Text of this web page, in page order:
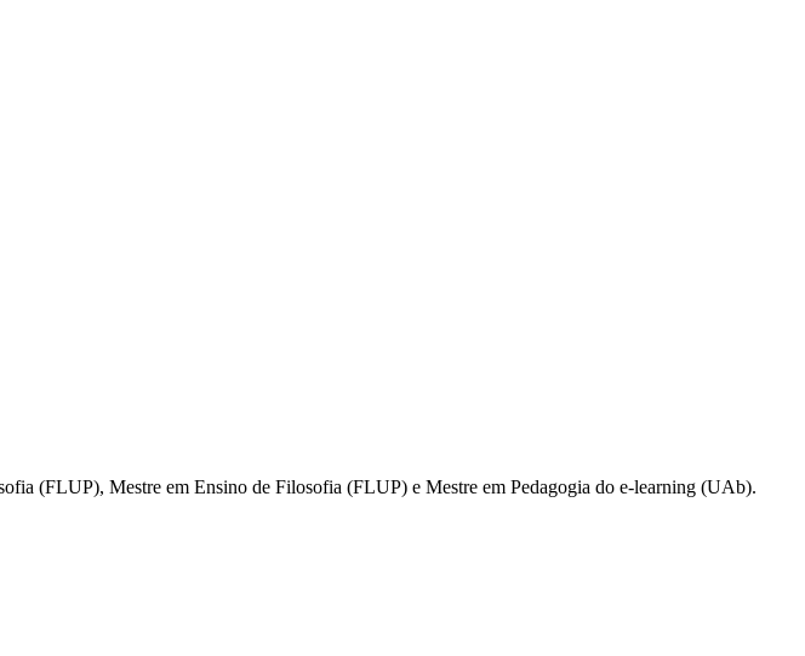
(FLUP), Mestre em Ensino de Filosofia (FLUP) e Mestre em Pedagogia do e-learning (UAb).